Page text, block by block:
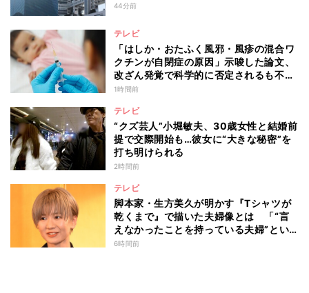
44分前
テレビ
「はしか・おたふく風邪・風疹の混合ワ
クチンが自閉症の原因」示唆した論文、
改ざん発覚で科学的に否定されるも不安
消えず…科学者たちの反証はなぜ届かな
1時間前
テレビ
“クズ芸人”小堀敏夫、30歳女性と結婚前
提で交際開始も…彼女に“大きな秘密”を
打ち明けられる
2時間前
テレビ
脚本家・生方美久が明かす『Tシャツが
乾くまで』で描いた夫婦像とは 「“言
えなかったことを持っている夫婦”とい
うのは面白いかも」
6時間前